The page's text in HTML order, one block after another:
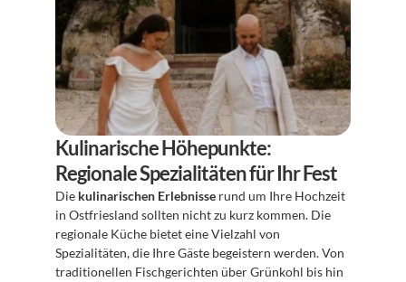
Kulinarische Höhepunkte:
Regionale Spezialitäten für Ihr Fest
Die kulinarischen Erlebnisse rund um Ihre Hochzeit
in Ostfriesland sollten nicht zu kurz kommen. Die
regionale Küche bietet eine Vielzahl von
Spezialitäten, die Ihre Gäste begeistern werden. Von
traditionellen Fischgerichten über Grünkohl bis hin